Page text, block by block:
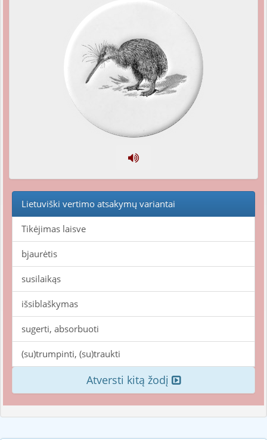
Lietuviški vertimo atsakymų variantai
Tikėjimas laisve
bjaurėtis
susilaikąs
išsiblaškymas
sugerti, absorbuoti
(su)trumpinti, (su)traukti
Atversti kitą žodį